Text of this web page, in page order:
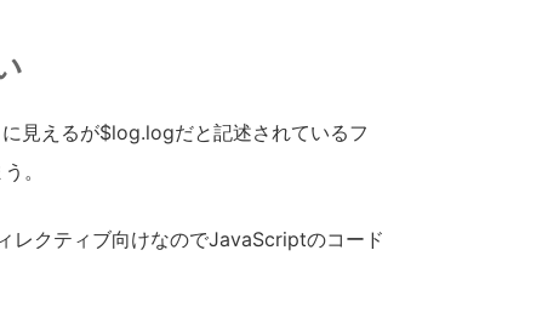
見えるが$log.logだと記述されているフ
。
クティブ向けなのでJavaScriptのコード